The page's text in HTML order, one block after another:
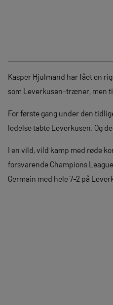
Kasper Hjulmand har fået en
som Leverkusen-træner, men
For første gang under den
ledelse tabte Leverkusen. Og
I en vild, vild kamp med røde
forsvarende Champions
Germain med hele 7-2 på